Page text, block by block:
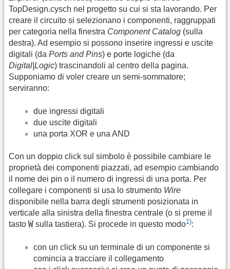
TopDesign.cysch nel progetto su cui si sta lavorando. Per
creare il circuito si selezionano i componenti, raggruppati
per categoria nella finestra Component Catalog (sulla
destra). Ad esempio si possono inserire ingressi e uscite
digitali (da Ports and Pins) e porte logiche (da
Digital|Logic) trascinandoli al centro della pagina.
Supponiamo di voler creare un semi-sommatore;
serviranno:
due ingressi digitali
due uscite digitali
una porta XOR e una AND
Con un doppio click sul simbolo è possibile cambiare le
proprietà dei componenti piazzati, ad esempio cambiando
il nome dei pin o il numero di ingressi di una porta. Per
collegare i componenti si usa lo strumento Wire
disponibile nella barra degli strumenti posizionata in
verticale alla sinistra della finestra centrale (o si preme il
tasto W sulla tastiera). Si procede in questo modo1):
con un click su un terminale di un componente si
comincia a tracciare il collegamento